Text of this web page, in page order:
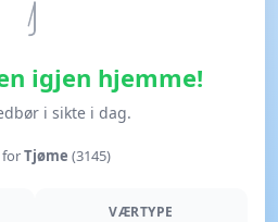
igjen hjemme!
i sikte i dag.
Tjøme (3145)
VÆRTYPE